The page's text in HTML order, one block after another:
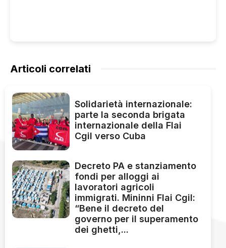
Articoli correlati
Solidarietà internazionale:
parte la seconda brigata
internazionale della Flai
Cgil verso Cuba
Decreto PA e stanziamento
fondi per alloggi ai
lavoratori agricoli
immigrati. Mininni Flai Cgil:
“Bene il decreto del
governo per il superamento
dei ghetti,...